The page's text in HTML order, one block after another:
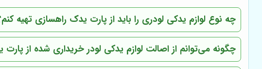
چه نوع لوازم یدکی لودری را باید از پارت یدک راهسازی تهیه
چگونه می‌توانم از اصالت لوازم یدکی لودر خریداری شده از